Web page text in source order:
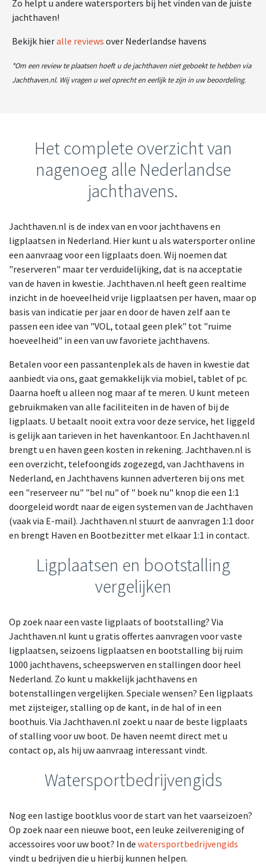
Zo helpt u andere watersporters bij het vinden van de juiste
jachthaven!
Bekijk hieralle reviews over Nederlandse havens
*Om een review te plaatsen hoeft u de jachthaven niet geboekt te hebben via
Jachthaven.nl. Wij vragen u wel oprecht en eerlijk te zijn in uw beoordeling.
Het complete overzicht van
nagenoeg alle Nederlandse
jachthavens.
Jachthaven.nl is de index van en voor jachthavens en
ligplaatsen in Nederland. Hier kunt u als watersporter online
een aanvraag voor een ligplaats doen. Wij noemen dat
"reserveren" maar ter verduidelijking, dat is na acceptatie
van de haven in kwestie. Jachthaven.nl heeft geen realtime
inzicht in de hoeveelheid vrije ligplaatsen per haven, maar op
basis van indicatie per jaar en door de haven zelf aan te
passen een idee van "VOL, totaal geen plek" tot "ruime
hoeveelheid" in een van uw favoriete jachthavens.
Betalen voor een passantenplek als de haven in kwestie dat
aanbiedt via ons, gaat gemakkelijk via mobiel, tablet of pc.
Daarna hoeft u alleen nog maar af te meren. U kunt meteen
gebruikmaken van alle faciliteiten in de haven of bij de
ligplaats. U betaalt nooit extra voor deze service, het liggeld
is gelijk aan tarieven in het havenkantoor. En Jachthaven.nl
brengt u en haven geen kosten in rekening. Jachthaven.nl is
een overzicht, telefoongids zogezegd, van Jachthavens in
Nederland, en Jachthavens kunnen adverteren bij ons met
een "reserveer nu" "bel nu" of " boek nu" knop die een 1:1
doorgeleid wordt naar de eigen systemen van de Jachthaven
(vaak via E-mail). Jachthaven.nl stuurt de aanvragen 1:1 door
en brengt Haven en Bootbezitter met elkaar 1:1 in contact.
Ligplaatsen en bootstalling
vergelijken
Op zoek naar een vaste ligplaats of bootstalling? Via
Jachthaven.nl kunt u gratis offertes aanvragen voor vaste
ligplaatsen, seizoens ligplaatsen en bootstalling bij ruim
1000 jachthavens, scheepswerven en stallingen door heel
Nederland. Zo kunt u makkelijk jachthavens en
botenstallingen vergelijken. Speciale wensen? Een ligplaats
met zijsteiger, stalling op de kant, in de hal of in een
boothuis. Via Jachthaven.nl zoekt u naar de beste ligplaats
of stalling voor uw boot. De haven neemt direct met u
contact op, als hij uw aanvraag interessant vindt.
Watersportbedrijvengids
Nog een lastige bootklus voor de start van het vaarseizoen?
Op zoek naar een nieuwe boot, een leuke zeilvereniging of
accessoires voor uw boot? In de watersportbedrijvengids
vindt u bedrijven die u hierbij kunnen helpen.